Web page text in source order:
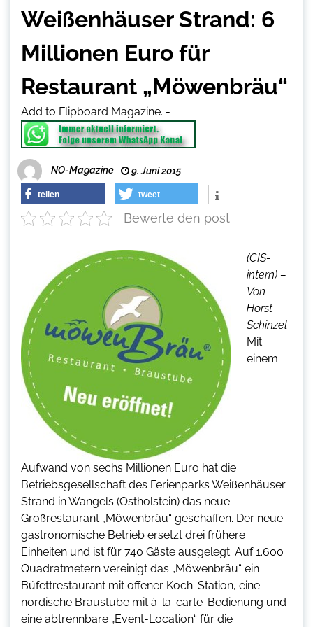
Weißenhäuser Strand: 6
Millionen Euro für
Restaurant „Möwenbräu“
Add to Flipboard Magazine. -
NO-Magazine 9. Juni 2015
teilen tweet
Bewerte den post
(CIS-
intern) –
Von
Horst
Schinzel
Mit
einem
Aufwand von sechs Millionen Euro hat die
Betriebsgesellschaft des Ferienparks Weißenhäuser
Strand in Wangels (Ostholstein) das neue
Großrestaurant „Möwenbräu“ geschaffen. Der neue
gastronomische Betrieb ersetzt drei frühere
Einheiten und ist für 740 Gäste ausgelegt. Auf 1.600
Quadratmetern vereinigt das „Möwenbräu“ ein
Büfettrestaurant mit offener Koch-Station, eine
nordische Braustube mit à-la-carte-Bedienung und
eine abtrennbare „Event-Location“ für die